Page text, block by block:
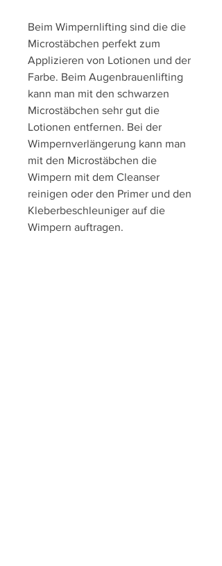
Beim Wimpernlifting sind die die
Microstäbchen perfekt zum
Applizieren von Lotionen und der
Farbe. Beim Augenbrauenlifting
kann man mit den schwarzen
Microstäbchen sehr gut die
Lotionen entfernen. Bei der
Wimpernverlängerung kann man
mit den Microstäbchen die
Wimpern mit dem Cleanser
reinigen oder den Primer und den
Kleberbeschleuniger auf die
Wimpern auftragen.